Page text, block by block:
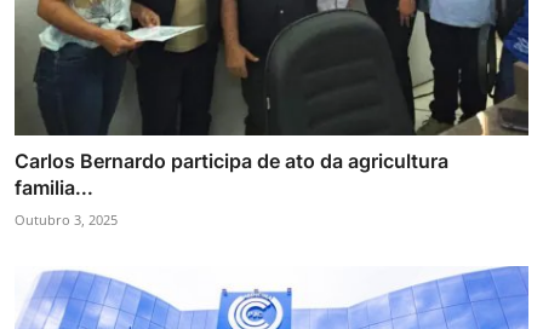
Carlos Bernardo participa de ato da agricultura
familia...
Outubro 3, 2025